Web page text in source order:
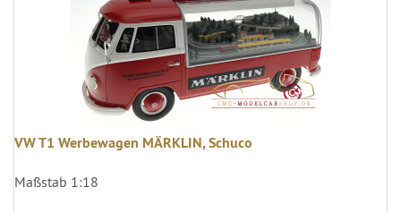
VW T1 Werbewagen MÄRKLIN, Schuco
Maßstab 1:18